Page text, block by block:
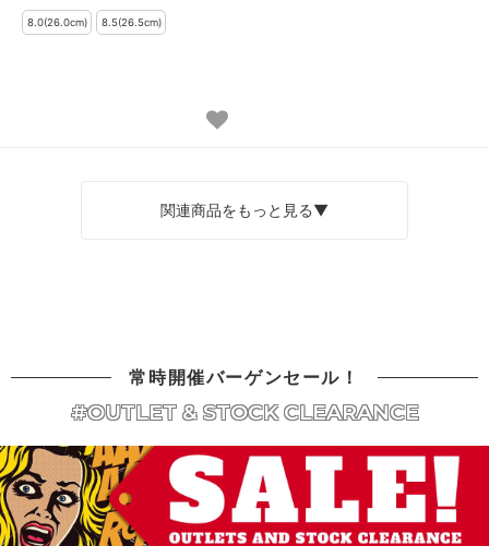
関連商品をもっと見る▼
常時開催バーゲンセール！
#OUTLET & STOCK CLEARANCE